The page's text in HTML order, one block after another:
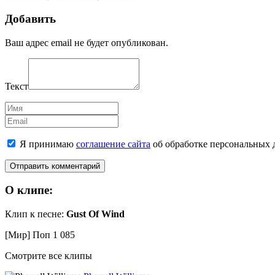
Добавить
Ваш адрес email не будет опубликован.
Текст
Имя
Email
Я принимаю соглашение сайта об обработке персональных
О клипе:
Клип к песне: Gust Of Wind
[Мир] Поп 1 085
Смотрите все клипы